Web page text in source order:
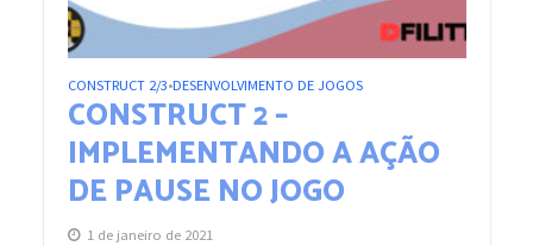
CONSTRUCT 2/3•DESENVOLVIMENTO DE JOGOS
CONSTRUCT 2 –
IMPLEMENTANDO A AÇÃO
DE PAUSE NO JOGO
1 de janeiro de 2021